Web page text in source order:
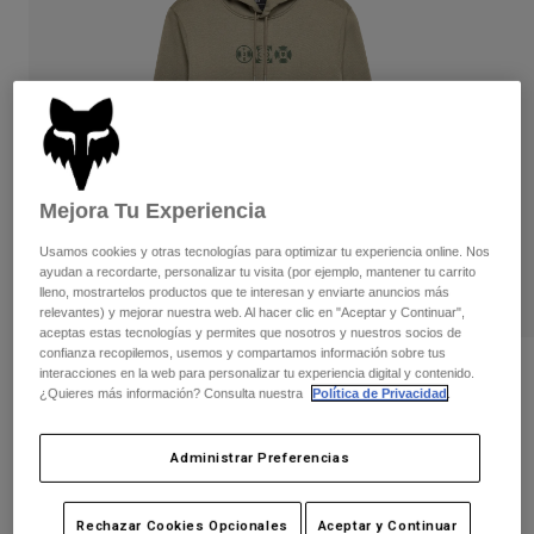
Pantalones largos
Pantalones cortos
Chaquetas y chalecos
Protecciones
Gafas de protección
Calcetines
Accesorios
Pantalones
Guantes
Chaquetas
Protecciones
Gafas de protección
Calcetines
Mochilas y accesorios
Recambios
Ver todo
Mujer
Camisetas y tops
Sudaderas
Chaquetas
Pantalones
Camisas
Niños
Gafas de Protección
Calcetines
Ver todo
Cascos
Camisetas
Pantalones
Botas
Protecciones
Gafas de Protección
Sudadera con capucha de forro polar
Vision Tech
36264
Price reduced from
84,99 €to42,50 € 50% OFF
Mejora Tu Experiencia
Usamos cookies y otras tecnologías para optimizar tu experiencia online. Nos
ayudan a recordarte, personalizar tu visita (por ejemplo, mantener tu carrito
lleno, mostrartelos productos que te interesan y enviarte anuncios más
relevantes) y mejorar nuestra web. Al hacer clic en "Aceptar y Continuar",
aceptas estas tecnologías y permites que nosotros y nuestros socios de
confianza recopilemos, usemos y compartamos información sobre tus
interacciones en la web para personalizar tu experiencia digital y contenido.
¿Quieres más información? Consulta nuestra
Política de Privacidad
Administrar Preferencias
Rechazar Cookies Opcionales Aceptar y Continuar